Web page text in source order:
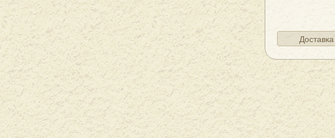
Доставка